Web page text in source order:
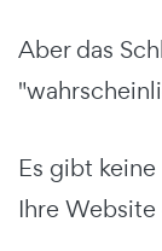
Aber das
Es gibt
Ihre